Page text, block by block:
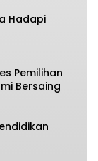
Hadapi
Pemilihan
Bersaing